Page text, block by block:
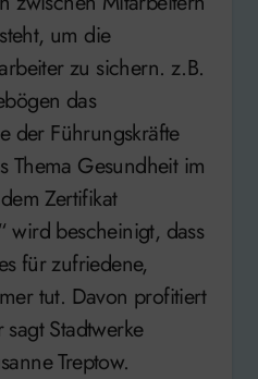
um die
zu sichern. z.B.
das
der Führungskräfte
Thema Gesundheit im
Zertifikat
wird bescheinigt, dass
für zufriedene,
tut. Davon profitiert
Stadtwerke
Treptow.